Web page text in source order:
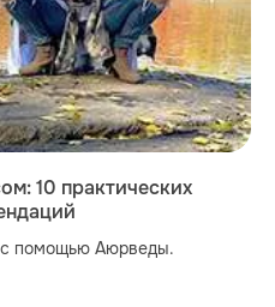
10 практических
помощью Аюрведы.